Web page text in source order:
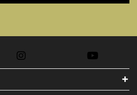
Platform